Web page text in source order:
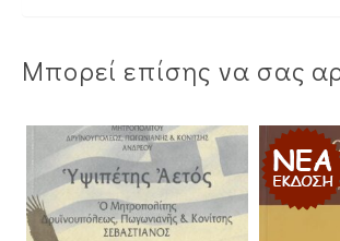
Μπορεί επίσης να σας